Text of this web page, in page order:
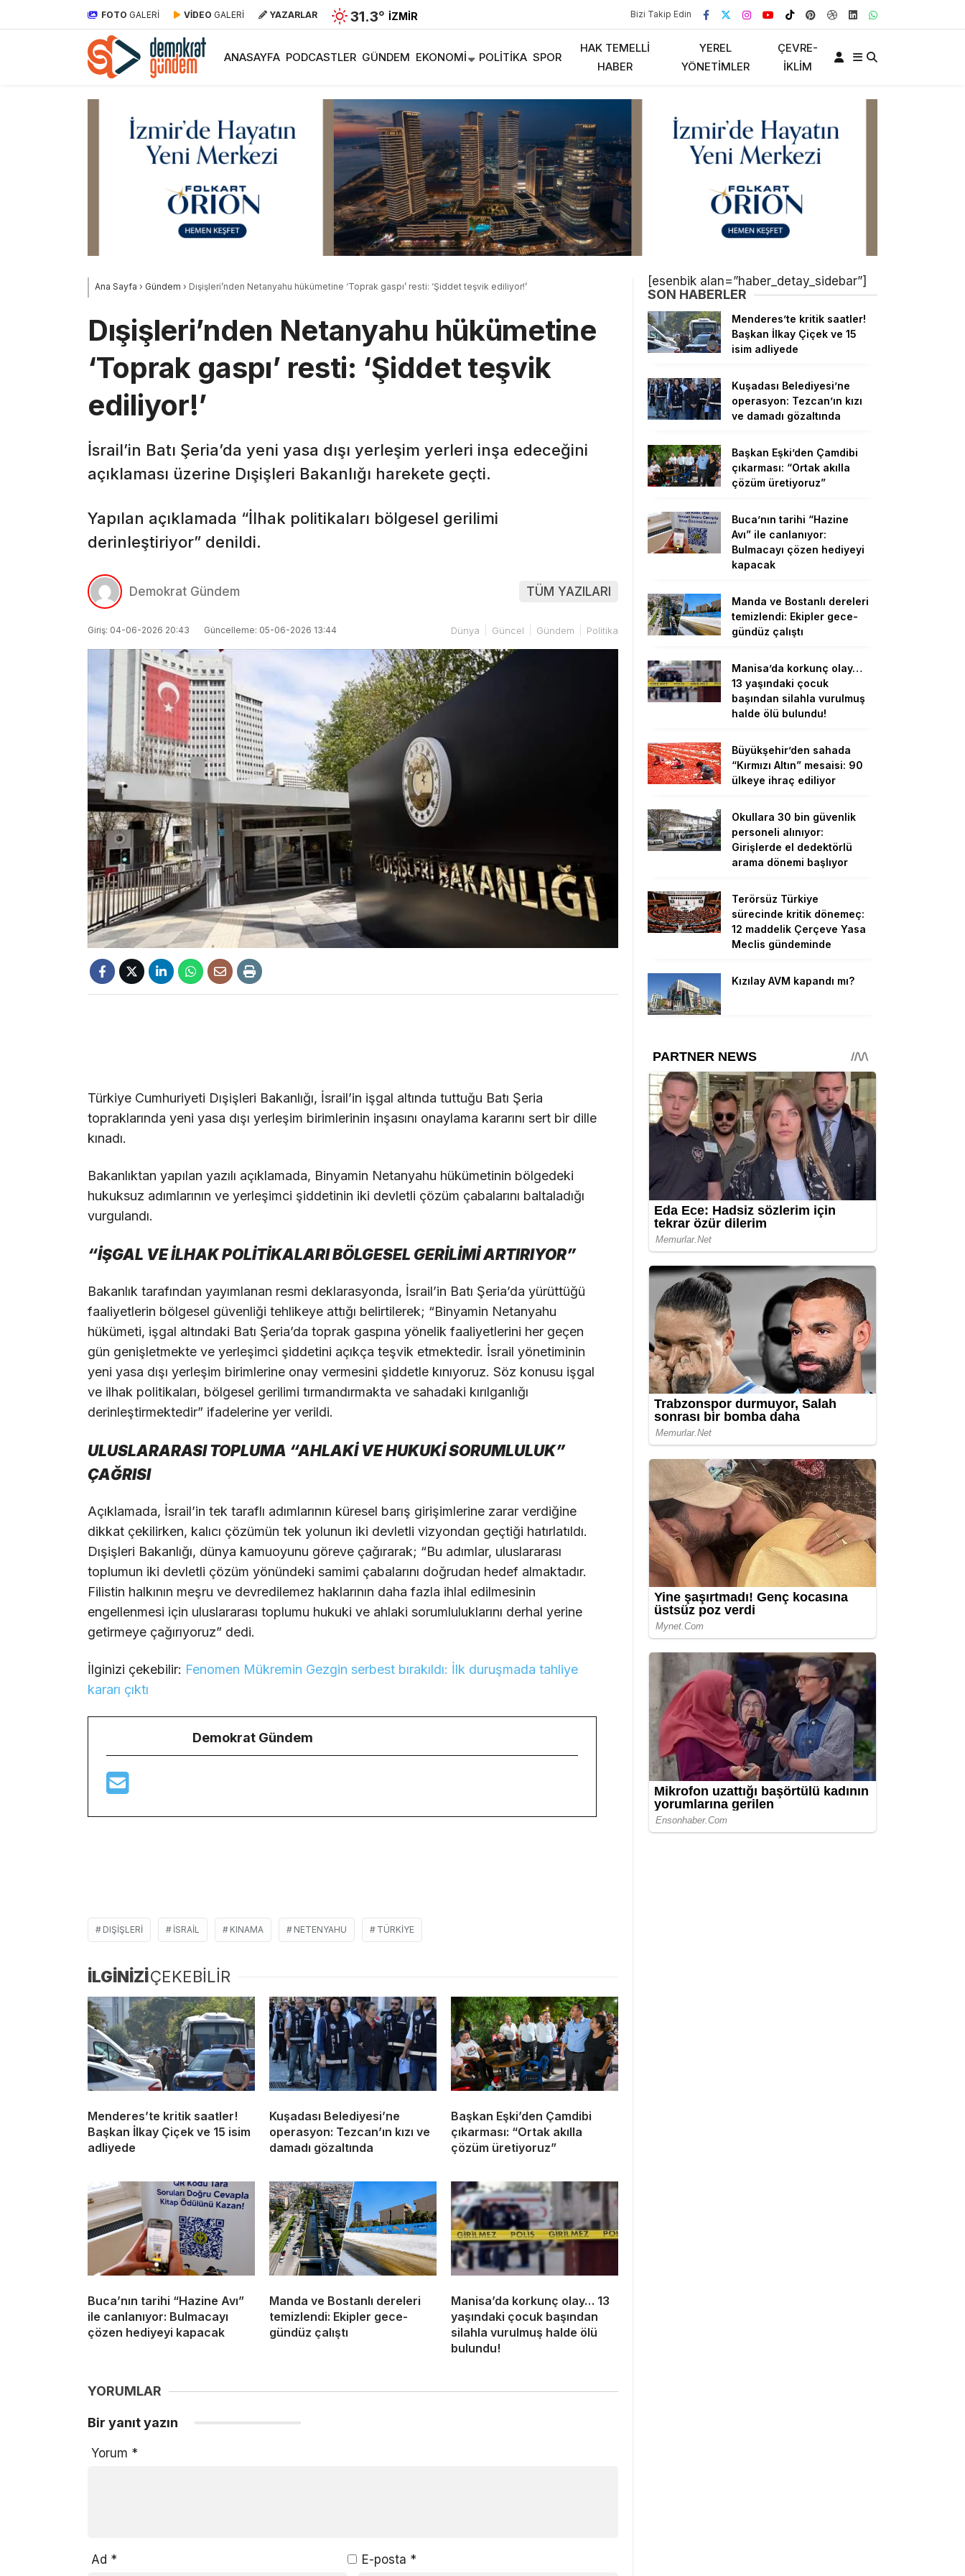
FOTO GALERİ VİDEO GALERİ YAZARLAR 31.3° İZMIR Bizi Takip Edin
ANASAYFA PODCASTLER GÜNDEM EKONOMI POLITIKA SPOR
HAK TEMELLI
HABER
YEREL
YÖNETIMLER
ÇEVRE-
İKLIM
Ana Sayfa › Gündem › Dışişleri’nden Netanyahu hükümetine ‘Toprak gaspı’ resti: ‘Şiddet teşvik ediliyor!’
Dışişleri’nden Netanyahu hükümetine
‘Toprak gaspı’ resti: ‘Şiddet teşvik
ediliyor!’
İsrail’in Batı Şeria’da yeni yasa dışı yerleşim yerleri inşa edeceğini
açıklaması üzerine Dışişleri Bakanlığı harekete geçti.
Yapılan açıklamada “İlhak politikaları bölgesel gerilimi
derinleştiriyor” denildi.
Demokrat Gündem TÜM YAZILARI
Giriş: 04-06-2026 20:43 Güncelleme: 05-06-2026 13:44 Dünya Güncel Gündem Politika
Türkiye Cumhuriyeti Dışişleri Bakanlığı, İsrail’in işgal altında tuttuğu Batı Şeria
topraklarında yeni yasa dışı yerleşim birimlerinin inşasını onaylama kararını sert bir dille
kınadı.
Bakanlıktan yapılan yazılı açıklamada, Binyamin Netanyahu hükümetinin bölgedeki
hukuksuz adımlarının ve yerleşimci şiddetinin iki devletli çözüm çabalarını baltaladığı
vurgulandı.
“İŞGAL VE İLHAK POLİTİKALARI BÖLGESEL GERİLİMİ ARTIRIYOR”
Bakanlık tarafından yayımlanan resmi deklarasyonda, İsrail’in Batı Şeria’da yürüttüğü
faaliyetlerin bölgesel güvenliği tehlikeye attığı belirtilerek; “Binyamin Netanyahu
hükümeti, işgal altındaki Batı Şeria’da toprak gaspına yönelik faaliyetlerini her geçen
gün genişletmekte ve yerleşimci şiddetini açıkça teşvik etmektedir. İsrail yönetiminin
yeni yasa dışı yerleşim birimlerine onay vermesini şiddetle kınıyoruz. Söz konusu işgal
ve ilhak politikaları, bölgesel gerilimi tırmandırmakta ve sahadaki kırılganlığı
derinleştirmektedir” ifadelerine yer verildi.
ULUSLARARASI TOPLUMA “AHLAKİ VE HUKUKİ SORUMLULUK”
ÇAĞRISI
Açıklamada, İsrail’in tek taraflı adımlarının küresel barış girişimlerine zarar verdiğine
dikkat çekilirken, kalıcı çözümün tek yolunun iki devletli vizyondan geçtiği hatırlatıldı.
Dışişleri Bakanlığı, dünya kamuoyunu göreve çağırarak; “Bu adımlar, uluslararası
toplumun iki devletli çözüm yönündeki samimi çabalarını doğrudan hedef almaktadır.
Filistin halkının meşru ve devredilemez haklarının daha fazla ihlal edilmesinin
engellenmesi için uluslararası toplumu hukuki ve ahlaki sorumluluklarını derhal yerine
getirmeye çağırıyoruz” dedi.
İlginizi çekebilir: Fenomen Mükremin Gezgin serbest bırakıldı: İlk duruşmada tahliye
kararı çıktı
Demokrat Gündem
DIŞIŞLERI ISRAIL KINAMA NETENYAHU TÜRKIYE
İLGİNİZİÇEKEBİLİR
Menderes’te kritik saatler!
Başkan İlkay Çiçek ve 15 isim
adliyede
Kuşadası Belediyesi’ne
operasyon: Tezcan’ın kızı ve
damadı gözaltında
Başkan Eşki’den Çamdibi
çıkarması: “Ortak akılla
çözüm üretiyoruz”
Buca’nın tarihi “Hazine Avı”
ile canlanıyor: Bulmacayı
çözen hediyeyi kapacak
Manda ve Bostanlı dereleri
temizlendi: Ekipler gece-
gündüz çalıştı
Manisa’da korkunç olay… 13
yaşındaki çocuk başından
silahla vurulmuş halde ölü
bulundu!
YORUMLAR
Bir yanıt yazın
Yorum *
Ad * E-posta *
[esenbik alan=”haber_detay_sidebar”]
SON HABERLER
Menderes’te kritik saatler!
Başkan İlkay Çiçek ve 15
isim adliyede
Kuşadası Belediyesi’ne
operasyon: Tezcan’ın kızı
ve damadı gözaltında
Başkan Eşki’den Çamdibi
çıkarması: “Ortak akılla
çözüm üretiyoruz”
Buca’nın tarihi “Hazine
Avı” ile canlanıyor:
Bulmacayı çözen hediyeyi
kapacak
Manda ve Bostanlı dereleri
temizlendi: Ekipler gece-
gündüz çalıştı
Manisa’da korkunç olay…
13 yaşındaki çocuk
başından silahla vurulmuş
halde ölü bulundu!
Büyükşehir’den sahada
“Kırmızı Altın” mesaisi: 90
ülkeye ihraç ediliyor
Okullara 30 bin güvenlik
personeli alınıyor:
Girişlerde el dedektörlü
arama dönemi başlıyor
Terörsüz Türkiye
sürecinde kritik dönemeç:
12 maddelik Çerçeve Yasa
Meclis gündeminde
Kızılay AVM kapandı mı?